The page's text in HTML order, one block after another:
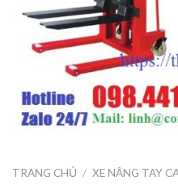
TRANG CHỦ / XE NÂNG TAY